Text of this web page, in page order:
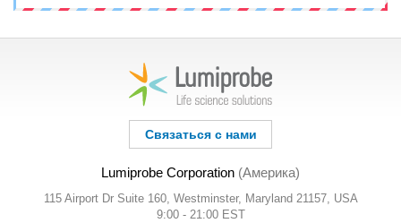
Связаться с нами
Lumiprobe Corporation (Америка)
115 Airport Dr Suite 160, Westminster, Maryland 21157, USA
9:00 - 21:00 EST